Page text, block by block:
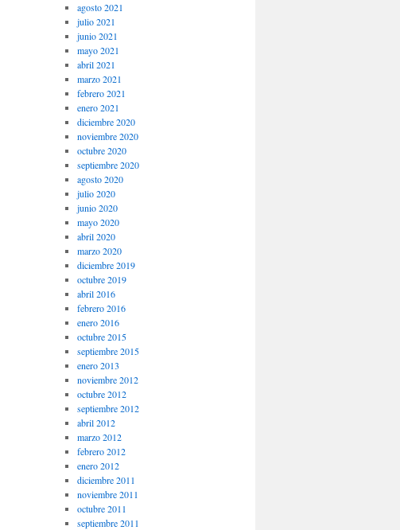
agosto 2021
julio 2021
junio 2021
mayo 2021
abril 2021
marzo 2021
febrero 2021
enero 2021
diciembre 2020
noviembre 2020
octubre 2020
septiembre 2020
agosto 2020
julio 2020
junio 2020
mayo 2020
abril 2020
marzo 2020
diciembre 2019
octubre 2019
abril 2016
febrero 2016
enero 2016
octubre 2015
septiembre 2015
enero 2013
noviembre 2012
octubre 2012
septiembre 2012
abril 2012
marzo 2012
febrero 2012
enero 2012
diciembre 2011
noviembre 2011
octubre 2011
septiembre 2011